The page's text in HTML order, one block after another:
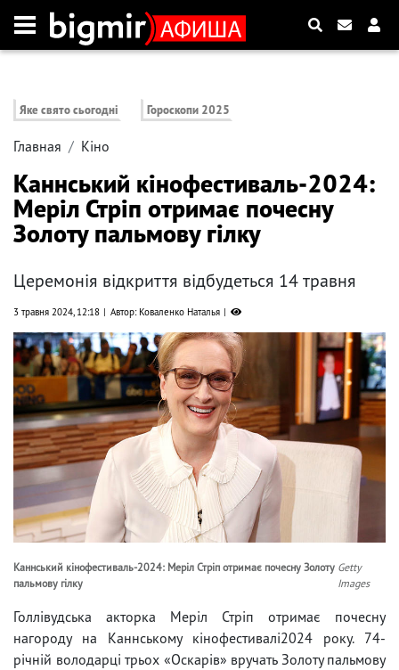
Яке свято сьогодні Гороскопи 2025
Главная Кіно
Каннський кінофестиваль-2024:
Меріл Стріп отримає почесну
Золоту пальмову гілку
Церемонія відкриття відбудеться 14 травня
3 травня 2024, 12:18 Автор: Коваленко Наталья
Каннський кінофестиваль-2024: Меріл Стріп отримає почесну Золоту
пальмову гілку
Getty
Images
Голлівудська акторка Меріл Стріп отримає почесну
нагороду на Каннському кінофестивалі2024 року. 74-
річній володарці трьох «Оскарів» вручать Золоту пальмову